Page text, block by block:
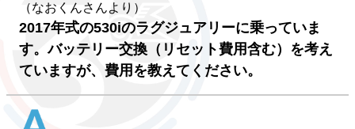
（なおくんさんより）
2017年式の530iのラグジュアリーに乗っていま
す。バッテリー交換（リセット費用含む）を考え
ていますが、費用を教えてください。